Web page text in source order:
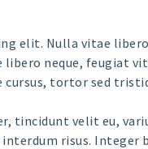
elit. Nulla vitae
neque, feugiat
tortor sed
tincidunt velit eu,
risus. Integer